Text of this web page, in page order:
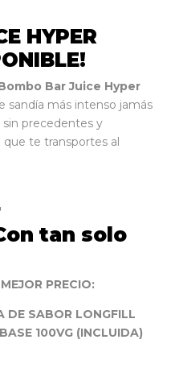
HYPER
Bar Juice Hyper
sandía más intenso jamás
sin precedentes y
te transportes al
tan solo
PRECIO:
DE SABOR LONGFILL
100VG (INCLUIDA)